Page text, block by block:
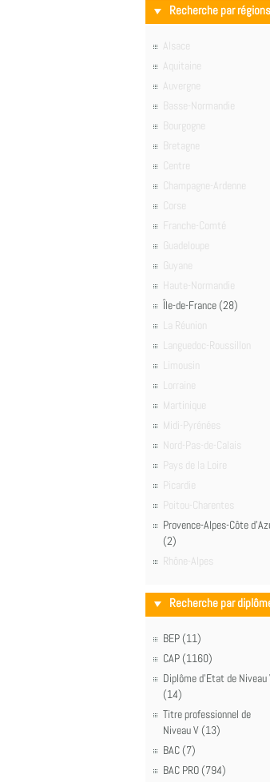
Recherche par régions
Alsace
Aquitaine
Auvergne
Basse-Normandie
Bourgogne
Bretagne
Centre
Champagne-Ardenne
Corse
Franche-Comté
Guadeloupe
Guyane
Haute-Normandie
Île-de-France (28)
La Réunion
Languedoc-Roussillon
Limousin
Lorraine
Martinique
Midi-Pyrénées
Nord-Pas-de-Calais
Pays de la Loire
Picardie
Poitou-Charentes
Provence-Alpes-Côte
(2)
Rhône-Alpes
Recherche par
BEP (11)
CAP (1160)
Diplôme d'Etat de Niveau
(14)
Titre professionnel de
Niveau V (13)
BAC (7)
BAC PRO (794)